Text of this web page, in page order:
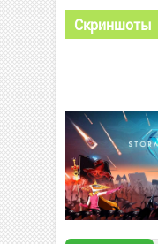
Скриншоты